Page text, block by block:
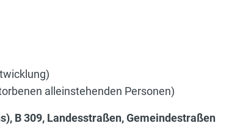
alleinstehenden Personen)
B 309, Landesstraßen, Gemeindestraßen